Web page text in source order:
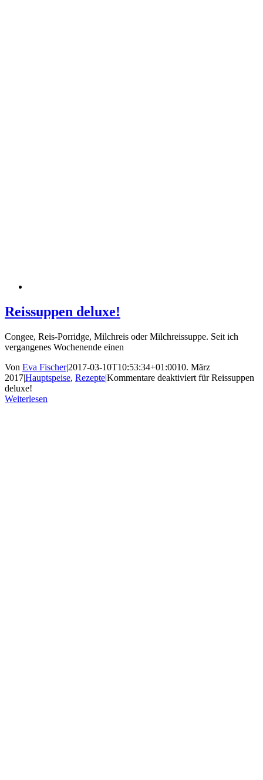
Reissuppen deluxe!
Congee, Reis-Porridge, Milchreis oder Milchreissuppe. Seit ich
vergangenes Wochenende einen
Von Eva Fischer|2017-03-10T10:53:34+01:0010. März
2017|Hauptspeise, Rezepte|Kommentare deaktiviert für Reissuppen
deluxe!
Weiterlesen